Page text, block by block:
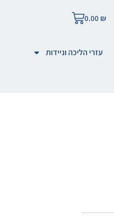
0.00 ₪
עזרי הליכה וניידות